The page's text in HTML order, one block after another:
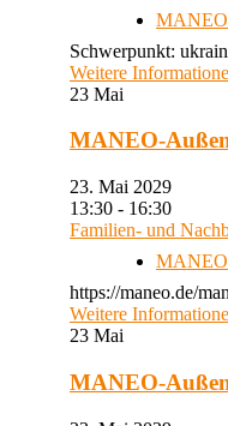
Schwerpunkt:
Weitere
23 Mai
MANEO-
23. Mai 2029
13:30 - 16:30
Familien- und
https://maneo.de/
Weitere
23 Mai
MANEO-